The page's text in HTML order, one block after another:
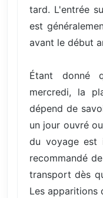
tard. L'entrée
est
avant le début
Étant donné
mercredi, la
dépend de
un jour ouvré
du voyage est
recommandé
transport dès
Les apparitions